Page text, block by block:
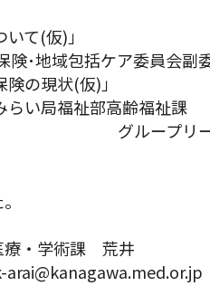
て(仮)」
保険･地域包括ケア委
の現状(仮)」
い局福祉部高齢福祉課
グループ
療・学術課 荒井
arai@kanagawa.med.or.jp